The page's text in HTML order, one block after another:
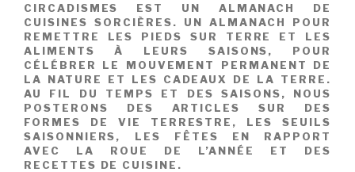
CIRCADISMES EST UN ALMANACH DE
CUISINES SORCIÈRES. UN ALMANACH POUR
REMETTRE LES PIEDS SUR TERRE ET LES
ALIMENTS À LEURS SAISONS, POUR
CÉLÉBRER LE MOUVEMENT PERMANENT DE
LA NATURE ET LES CADEAUX DE LA TERRE.
AU FIL DU TEMPS ET DES SAISONS, NOUS
POSTERONS DES ARTICLES SUR DES
FORMES DE VIE TERRESTRE, LES SEUILS
SAISONNIERS, LES FÊTES EN RAPPORT
AVEC LA ROUE DE L’ANNÉE ET DES
RECETTES DE CUISINE.